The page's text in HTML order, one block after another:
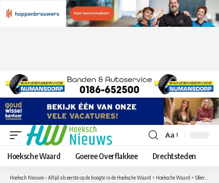
Lettergrootte
aanpassen
Aa
Hoeksche Waard Goeree Overflakkee Drechtsteden
Hoeksch Nieuws – Altijd als eerste op de hoogte in de Hoeksche Waard > Hoeksche Waard > Sfeervol genieten tijdens ‘Picknick op ’t Fort’ op Fort Buitensluis